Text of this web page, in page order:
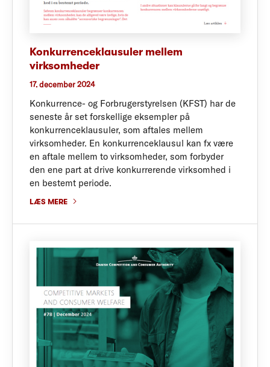
Konkurrenceklausuler mellem
virksomheder
17. december 2024
Konkurrence- og Forbrugerstyrelsen (KFST) har de
seneste år set forskellige eksempler på
konkurrenceklausuler, som aftales mellem
virksomheder. En konkurrenceklausul kan fx være
en aftale mellem to virksomheder, som forbyder
den ene part at drive konkurrerende virksomhed i
en bestemt periode.
LÆS MERE